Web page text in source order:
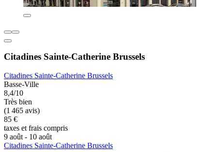
Citadines Sainte-Catherine Brussels
Citadines Sainte-Catherine Brussels
Basse-Ville
8,4/10
Très bien
(1 465 avis)
85 €
taxes et frais compris
9 août - 10 août
Citadines Sainte-Catherine Brussels